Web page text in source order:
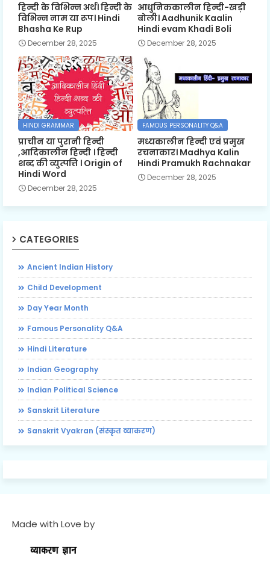
हिन्दी के विभिन्न अर्थ। हिन्दी के
विभिन्न नाम या रूप। Hindi
Bhasha Ke Rup
December 28, 2025
आधुनिककालीन हिन्दी-खड़ी
बोली। Aadhunik Kaalin
Hindi evam Khadi Boli
December 28, 2025
HINDI GRAMMAR
प्राचीन या पुरानी हिन्दी
,आदिकालीन हिन्दी । हिन्दी
शब्द की व्युत्पत्ति । Origin of
Hindi Word
December 28, 2025
FAMOUS PERSONALITY Q&A
मध्यकालीन हिन्दी एवं प्रमुख
रचनाकार। Madhya Kalin
Hindi Pramukh Rachnakar
December 28, 2025
CATEGORIES
Ancient Indian History
Child Development
Day Year Month
Famous Personality Q&A
Hindi Literature
Indian Geography
Indian Political Science
Sanskrit Literature
Sanskrit Vyakran (संस्कृत व्याकरण)
Made with Love by